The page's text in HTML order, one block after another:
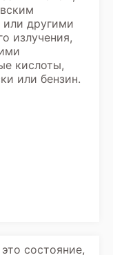
другими
излучения,
кислоты,
или бензин.
состояние,